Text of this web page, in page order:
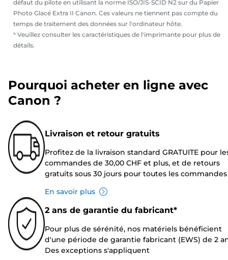
défaut du pilote en utilisant la norme ISO/JIS-SCID N2 sur du Papier
Photo Glacé Extra II Canon. Ces valeurs ne tiennent pas compte du
temps de traitement des données sur l'ordinateur hôte.
⁴ Veuillez consulter les caractéristiques de l'imprimante pour plus de
détails.
Pourquoi acheter en ligne avec
Canon ?
Livraison et retour gratuits
Profitez de la livraison standard GRATUITE pour
commandes de 30,00 CHF et plus, et de retours
gratuits sous 30 jours pour toutes les commandes
En savoir plus
2 ans de garantie du fabricant*
Pour plus de sérénité, nos matériels bénéficient
d'une période de garantie fabricant (EWS) de 2
Des exceptions s'appliquent